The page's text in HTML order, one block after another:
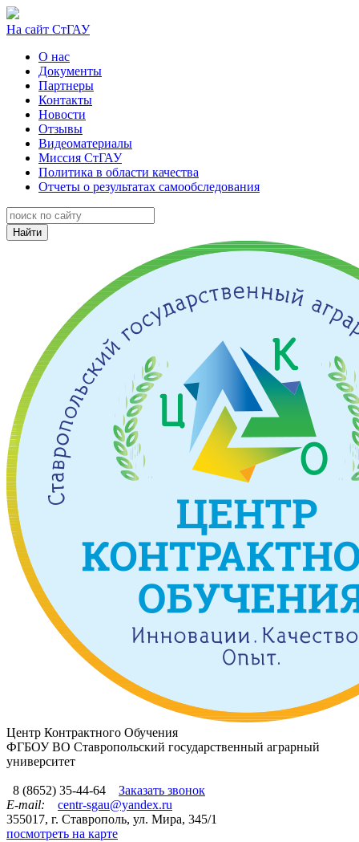
На сайт СтГАУ
О нас
Документы
Партнеры
Контакты
Новости
Отзывы
Видеоматериалы
Миссия СтГАУ
Политика в области качества
Отчеты о результатах самообследования
Центр Контрактного Обучения
ФГБОУ ВО Ставропольский государственный аграрный
университет
8 (8652) 35-44-64
Заказать звонок
E-mail:
centr-sgau@yandex.ru
355017, г. Ставрополь, ул. Мира, 345/1
посмотреть на карте